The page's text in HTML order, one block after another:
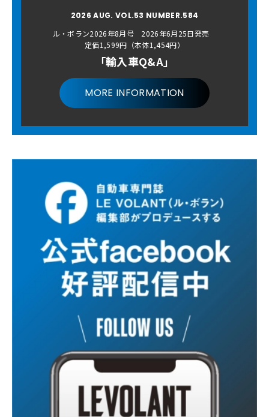
2026 AUG. VOL.53 NUMBER.584
ル・ボラン2026年8月号 2026年6月25日発売
定価1,599円（本体1,454円）
「輸入車Q&A」
MORE INFORMATION